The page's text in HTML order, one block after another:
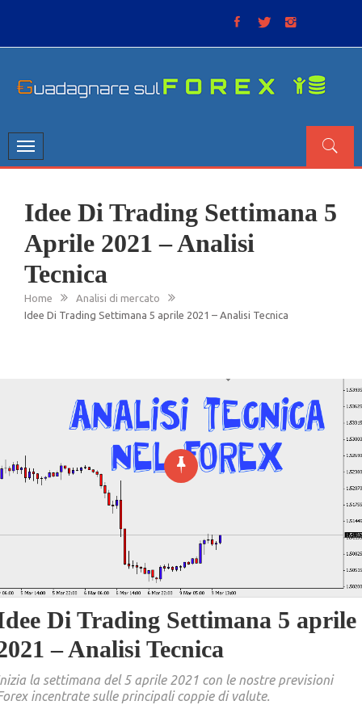
Toggle
navigation
Idee Di Trading Settimana 5
Aprile 2021 – Analisi
Tecnica
Home
Analisi di mercato
Idee Di Trading Settimana 5 aprile 2021 – Analisi Tecnica
Di Trading Settimana 5 aprile
– Analisi Tecnica
la settimana del 5 aprile 2021 con le nostre previsioni
incentrate sulle principali coppie di valute.